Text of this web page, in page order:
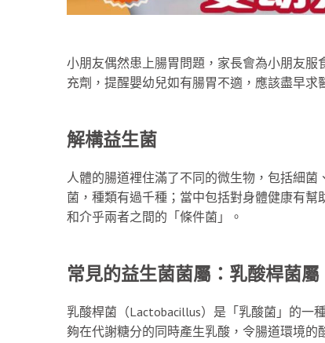
小朋友偶然患上腸胃問題，家長會為小朋友
充劑，提醒嬰幼兒如有腸胃不適，應該盡早
解構益生菌
人體的腸道裡住滿了不同的微生物，包括細
菌，種類有過千種；當中包括對身體健康有幫
和介乎兩者之間的「條件菌」。
常見的益生菌菌屬：乳酸桿菌屬
乳酸桿菌（Lactobacillus）是「乳酸菌」的一
夠在代謝糖分的同時產生乳酸，令腸道環境